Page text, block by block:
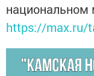
https://max.ru/